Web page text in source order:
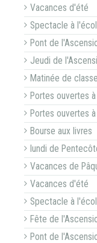
Vacances d'été
Spectacle à
Pont de
Jeudi de
Matinée de classe
Portes ouvertes
Portes ouvertes
Bourse aux livres
lundi de
Vacances de
Vacances d'été
Spectacle à
Fête de
Pont de